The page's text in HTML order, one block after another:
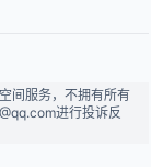
间服务，不拥有所有
进行投诉反